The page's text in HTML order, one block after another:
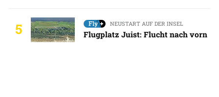
5 NEUSTART AUF DER INSEL
Flugplatz Juist: Flucht nach vorn